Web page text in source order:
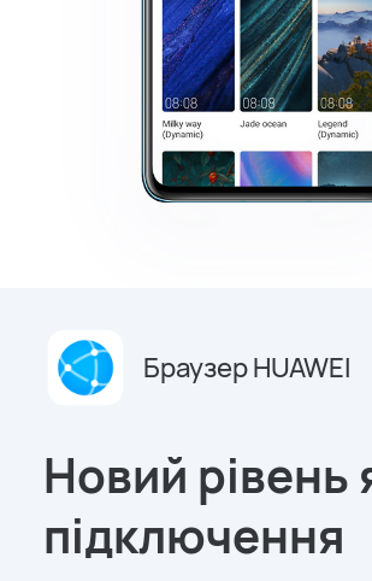
Браузер HUAWEI
Новий рівень
підключення